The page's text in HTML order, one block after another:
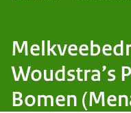
Woudstra’s
Bomen